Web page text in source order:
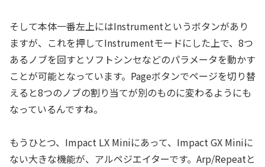
そして本体一番左上にはInstrumentというボタンがあり
ますが、これを押してInstrumentモードにした上で、8つ
あるノブを回すとソフトシンセなどのパラメータを動かす
ことが可能となっています。Pageボタンでページを切り替
えると8つのノブの割り当てが別のものに変わるようにも
なっているんですね。
もうひとつ、Impact LX Miniにあって、Impact GX Miniに
ない大きな機能が、アルペジエイターです。Arp/Repeatと